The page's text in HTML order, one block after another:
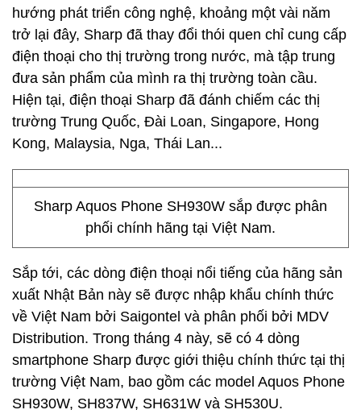
hướng phát triển công nghệ, khoảng một vài năm
trở lại đây, Sharp đã thay đổi thói quen chỉ cung cấp
điện thoại cho thị trường trong nước, mà tập trung
đưa sản phẩm của mình ra thị trường toàn cầu.
Hiện tại, điện thoại Sharp đã đánh chiếm các thị
trường Trung Quốc, Đài Loan, Singapore, Hong
Kong, Malaysia, Nga, Thái Lan...
Sharp Aquos Phone SH930W sắp được phân
phối chính hãng tại Việt Nam.
Sắp tới, các dòng điện thoại nổi tiếng của hãng sản
xuất Nhật Bản này sẽ được nhập khẩu chính thức
về Việt Nam bởi Saigontel và phân phối bởi MDV
Distribution. Trong tháng 4 này, sẽ có 4 dòng
smartphone Sharp được giới thiệu chính thức tại thị
trường Việt Nam, bao gồm các model Aquos Phone
SH930W, SH837W, SH631W và SH530U.